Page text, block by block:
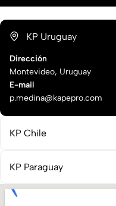
KP Uruguay
Dirección
Montevideo, Uruguay
E-mail
p.medina@kapepro.com
KP Chile
KP Paraguay